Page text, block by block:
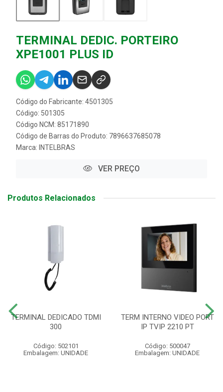
TERMINAL DEDIC. PORTEIRO
XPE1001 PLUS ID
Código do Fabricante: 4501305
Código: 501305
Código NCM: 85171890
Código de Barras do Produto: 7896637685078
Marca: INTELBRAS
VER PREÇO
Produtos Relacionados
TERMINAL DEDICADO TDMI
300
Código: 502101
Embalagem: UNIDADE
TERM INTERNO VIDEO PORT
IP TVIP 2210 PT
Código: 500047
Embalagem: UNIDADE